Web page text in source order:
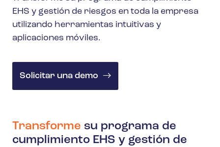
EHS y gestión de riesgos en toda la empresa
utilizando herramientas intuitivas y
aplicaciones móviles.
Solicitar una demo
Transforme su programa de
cumplimiento EHS y gestión de